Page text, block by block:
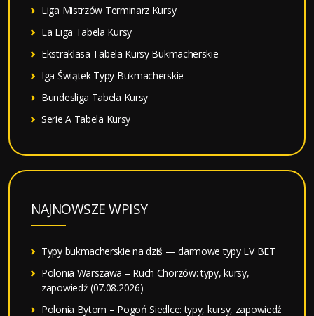
Liga Mistrzów Terminarz Kursy
La Liga Tabela Kursy
Ekstraklasa Tabela Kursy Bukmacherskie
Iga Świątek Typy Bukmacherskie
Bundesliga Tabela Kursy
Serie A Tabela Kursy
NAJNOWSZE WPISY
Typy bukmacherskie na dziś — darmowe typy LV BET
Polonia Warszawa – Ruch Chorzów: typy, kursy,
zapowiedź (07.08.2026)
Polonia Bytom – Pogoń Siedlce: typy, kursy, zapowiedź